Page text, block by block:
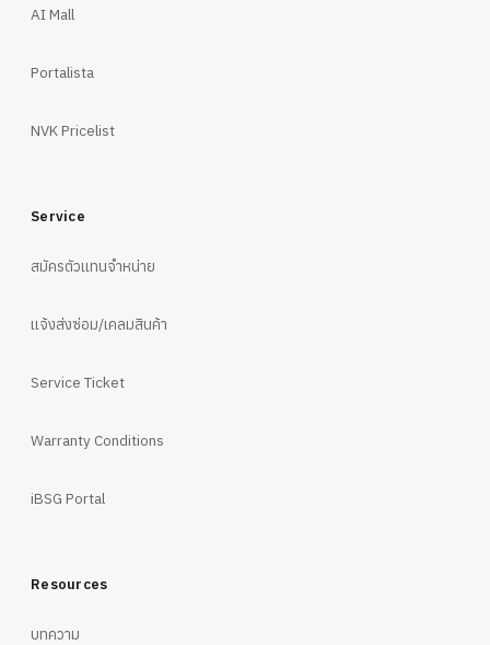
AI Mall
Portalista
NVK Pricelist
Service
สมัครตัวแทนจำหน่าย
แจ้งส่งซ่อม/เคลมสินค้า
Service Ticket
Warranty Conditions
iBSG Portal
Resources
บทความ